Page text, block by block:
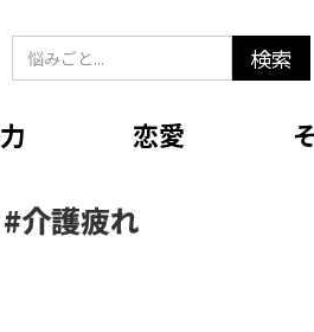
恋愛
#介護疲れ